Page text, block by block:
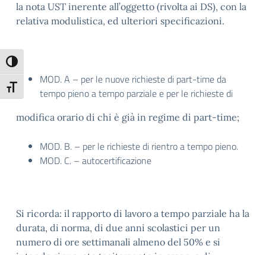
Attiva/disattiva alto contrasto
Attiva/disattiva dimensione testo
la nota UST inerente all’oggetto (rivolta ai DS), con la
relativa modulistica, ed ulteriori specificazioni.
MOD. A – per le nuove richieste di part-time da
tempo pieno a tempo parziale e per le richieste di
modifica orario di chi è già in regime di part-time;
MOD. B. – per le richieste di rientro a tempo pieno.
MOD. C. – autocertificazione
Si ricorda: il rapporto di lavoro a tempo parziale ha la
durata, di norma, di due anni scolastici per un
numero di ore settimanali almeno del 50% e si